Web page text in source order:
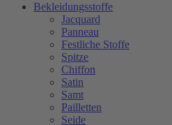
Bekleidungsstoffe
Jacquard
Panneau
Festliche Stoffe
Spitze
Chiffon
Satin
Samt
Pailletten
Seide